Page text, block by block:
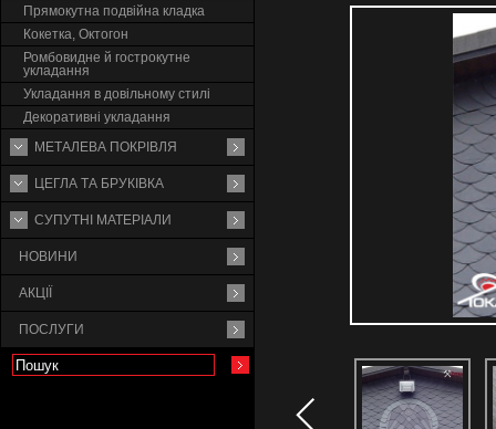
Прямокутна подвійна кладка
Кокетка, Октогон
Ромбовидне й гострокутне
укладання
Укладання в довільному стилі
Декоративні укладання
МЕТАЛЕВА ПОКРІВЛЯ
ЦЕГЛА ТА БРУКІВКА
СУПУТНI МАТЕРIАЛИ
НОВИНИ
АКЦІЇ
ПОСЛУГИ